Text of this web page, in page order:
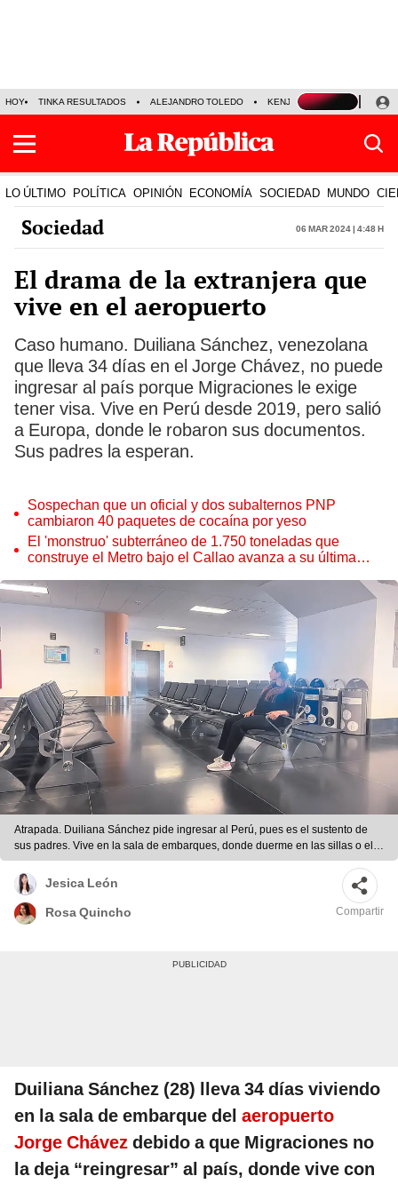
HOY TINKA RESULTADOS ALEJANDRO TOLEDO KENJI FUJIMORI
LO ÚLTIMO POLÍTICA OPINIÓN ECONOMÍA SOCIEDAD MUNDO
Sociedad 06 Mar 2024 | 4:48 h
El drama de la extranjera que
vive en el aeropuerto
Caso humano. Duiliana Sánchez, venezolana
que lleva 34 días en el Jorge Chávez, no puede
ingresar al país porque Migraciones le exige
tener visa. Vive en Perú desde 2019, pero salió
a Europa, donde le robaron sus documentos.
Sus padres la esperan.
Sospechan que un oficial y dos subalternos PNP
cambiaron 40 paquetes de cocaína por yeso
El 'monstruo' subterráneo de 1.750 toneladas que
construye el Metro bajo el Callao avanza a su última
Atrapada. Duiliana Sánchez pide ingresar al Perú, pues es el sustento de
sus padres. Vive en la sala de embarques, donde duerme en las sillas o el
suelo. Foto: difusión.
Jesica León
Rosa Quincho Compartir
Duiliana Sánchez (28) lleva 34 días viviendo
en la sala de embarque del aeropuerto
Jorge Chávez debido a que Migraciones no
la deja “reingresar” al país, donde vive con